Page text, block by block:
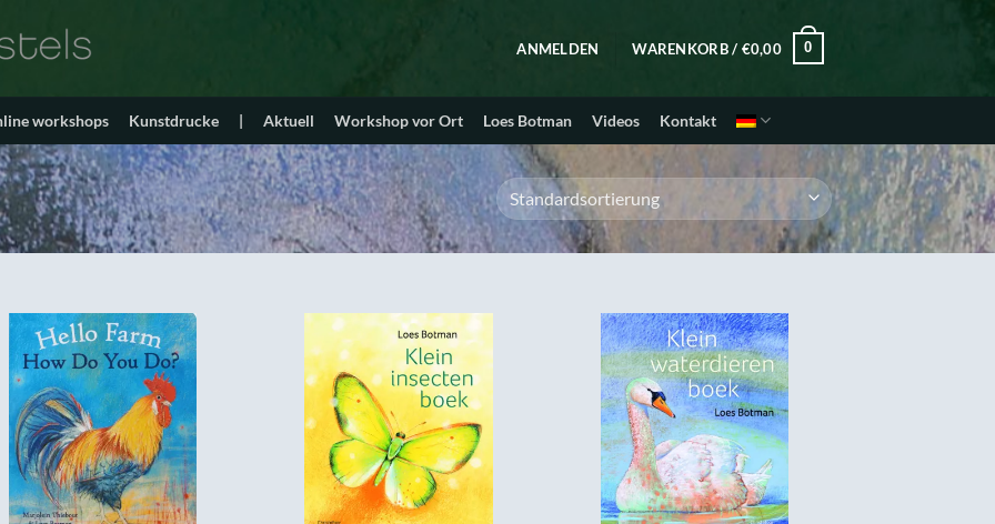
ANMELDEN WARENKORB / €0,00 0
workshops Kunstdrucke | Aktuell Workshop vor Ort Loes Botman Videos Kontakt